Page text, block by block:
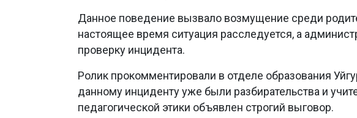
Данное поведение вызвало возмущение среди
настоящее время ситуация расследуется, а
проверку инцидента.
Ролик прокомментировали в отделе образования
данному инциденту уже были разбирательства и
педагогической этики объявлен строгий выговор.